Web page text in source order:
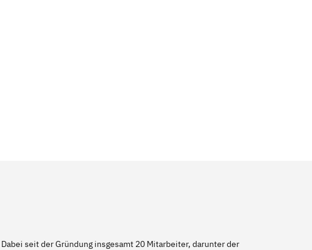
seit der Gründung insgesamt 20 Mitarbeiter, darunter der